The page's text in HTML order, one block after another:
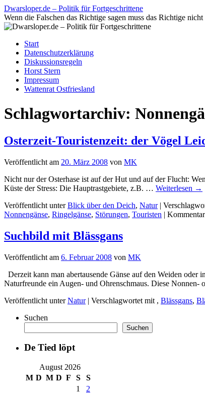
Zum
Inhalt
springen
Dwarsloper.de – Politik für Fortgeschrittene
Wenn die Falschen das Richtige sagen muss das Richtige
Start
Datenschutzerklärung
Diskussionsregeln
Horst Stern
Impressum
Wattenrat Ostfriesland
Schlagwortarchiv:
Osterzeit-Touristenzeit: der Vögel
Veröffentlicht am 20. März 2008 von MK
Nicht nur der Osterhase ist auf der Hut und auf der Flucht:
Küste der Stress: Die Hauptrastgebiete, z.B. … Weiterlesen →
Veröffentlicht unter Blick über den Deich, Natur |
Nonnengänse, Ringelgänse, Störungen, Touristen |
Suchbild mit Blässgans
Veröffentlicht am 6. Februar 2008 von MK
Derzeit kann man abertausende Gänse auf den Weiden
Naturfreunde ein Augen- und Ohrenschmaus. Diese Nonnen-
Veröffentlicht unter Natur | Verschlagwortet mit , Blässgans,
Suchen
Suchen
De Tied löpt
August 2026
M D M D F S
S
1
2